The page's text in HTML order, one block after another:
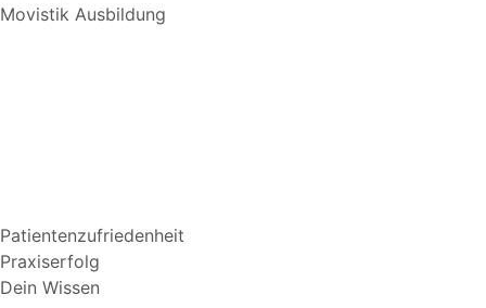
Movistik Ausbildung
Patientenzufriedenheit
Praxiserfolg
Dein Wissen